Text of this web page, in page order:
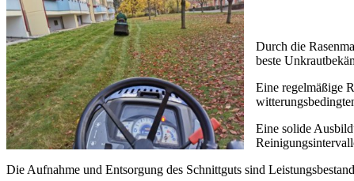
Durch die
beste
Eine regelmäßige
Eine solide
Die Aufnahme und Entsorgung des Schnittguts sind